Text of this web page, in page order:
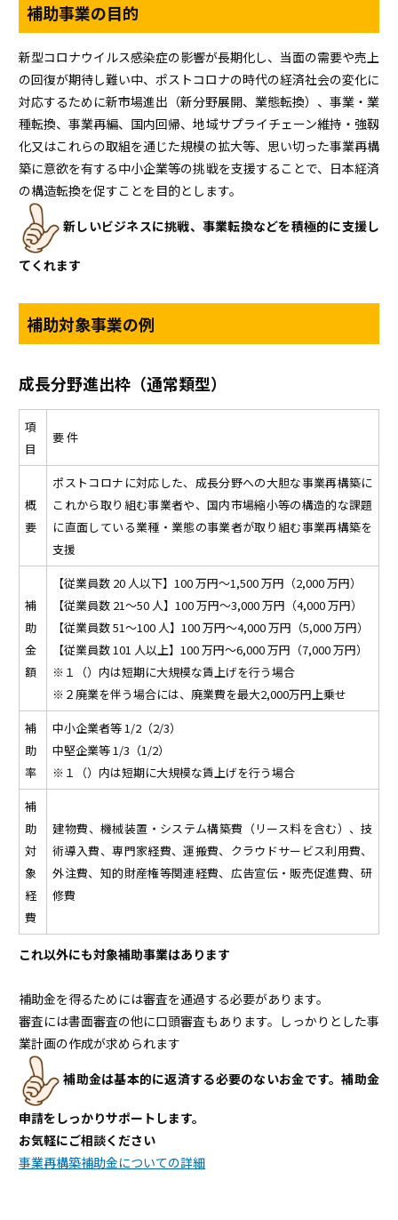
補助事業の目的
新型コロナウイルス感染症の影響が長期化し、当面の需要や売上
の回復が期待し難い中、ポストコロナの時代の経済社会の変化に
対応するために新市場進出（新分野展開、業態転換）、事業・業
種転換、事業再編、国内回帰、地域サプライチェーン維持・強靱
化又はこれらの取組を通じた規模の拡大等、思い切った事業再構
築に意欲を有する中小企業等の挑戦を支援することで、日本経済
の構造転換を促すことを目的とします。
新しいビジネスに挑戦、事業転換などを積極的に支援し
てくれます
補助対象事業の例
成長分野進出枠（通常類型）
項
目
要 件
概
要
ポストコロナに対応した、成長分野への大胆な事業再構築に
これから取り組む事業者や、国内市場縮小等の構造的な課題
に直面している業種・業態の事業者が取り組む事業再構築を
支援
補
助
金
額
【従業員数 20 人以下】100 万円～1,500 万円（2,000 万円）
【従業員数 21～50 人】100 万円～3,000 万円（4,000 万円）
【従業員数 51～100 人】100 万円～4,000 万円（5,000 万円）
【従業員数 101 人以上】100 万円～6,000 万円（7,000 万円）
※１（）内は短期に大規模な賃上げを行う場合
※２廃業を伴う場合には、廃業費を最大2,000万円上乗せ
補
助
率
中小企業者等 1/2（2/3）
中堅企業等 1/3（1/2）
※１（）内は短期に大規模な賃上げを行う場合
補
助
対
象
経
費
建物費、機械装置・システム構築費（リース料を含む）、技
術導入費、専門家経費、運搬費、クラウドサービス利用費、
外注費、知的財産権等関連経費、広告宣伝・販売促進費、研
修費
これ以外にも対象補助事業はあります
補助金を得るためには審査を通過する必要があります。
審査には書面審査の他に口頭審査もあります。しっかりとした事
業計画の作成が求められます
補助金は基本的に返済する必要のないお金です。補助金
申請をしっかりサポートします。
お気軽にご相談ください
事業再構築補助金についての詳細